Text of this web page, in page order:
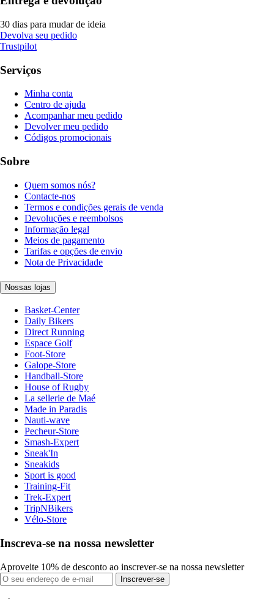
30 dias para mudar de ideia
Devolva seu pedido
Trustpilot
Serviços
Minha conta
Centro de ajuda
Acompanhar meu pedido
Devolver meu pedido
Códigos promocionais
Sobre
Quem somos nós?
Contacte-nos
Termos e condições gerais de venda
Devoluções e reembolsos
Informação legal
Meios de pagamento
Tarifas e opções de envio
Nota de Privacidade
Nossas lojas
Basket-Center
Daily Bikers
Direct Running
Espace Golf
Foot-Store
Galope-Store
Handball-Store
House of Rugby
La sellerie de Maé
Made in Paradis
Nauti-wave
Pecheur-Store
Smash-Expert
Sneak'In
Sneakids
Sport is good
Training-Fit
Trek-Expert
TripNBikers
Vélo-Store
Inscreva-se na nossa newsletter
Aproveite 10% de desconto ao inscrever-se na nossa newsletter
Inscrever-se